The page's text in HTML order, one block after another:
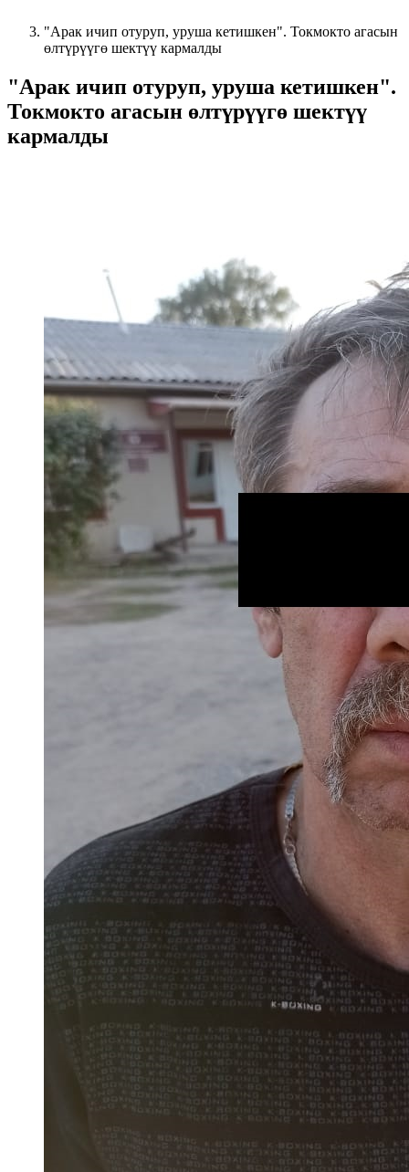
"Арак ичип отуруп, уруша кетишкен". Токмокто агасын
өлтүрүүгө шектүү кармалды
"Арак ичип отуруп, уруша кетишкен".
Токмокто агасын өлтүрүүгө шектүү
кармалды